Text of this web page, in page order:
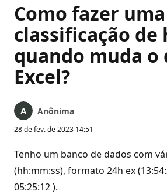
Como fazer uma
classificação de
quando muda o
Excel?
Anônima
28 de fev. de 2023 14:51
Tenho um banco de dados com
(hh:mm:ss), formato 24h ex
05:25:12 ).